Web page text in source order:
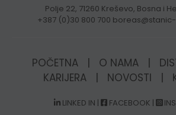
Polje 22, 71260 Kreševo, Bosna i
+387 (0)30 800 700
POČETNA | O NAMA |
KARIJERA
| NOVOSTI |
LINKED IN | FACEBOOK |